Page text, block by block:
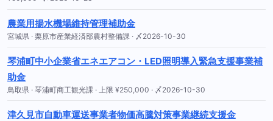
農業用揚水機場維持管理補助金
宮城県 · 栗原市産業経済部農村整備課 · 〆2026-10-30
琴浦町中小企業省エネエアコン・LED照明導入緊急支援事業補
助金
鳥取県 · 琴浦町商工観光課 · 上限 ¥250,000 · 〆2026-10-30
津久見市自動車運送事業者物価高騰対策事業継続支援金